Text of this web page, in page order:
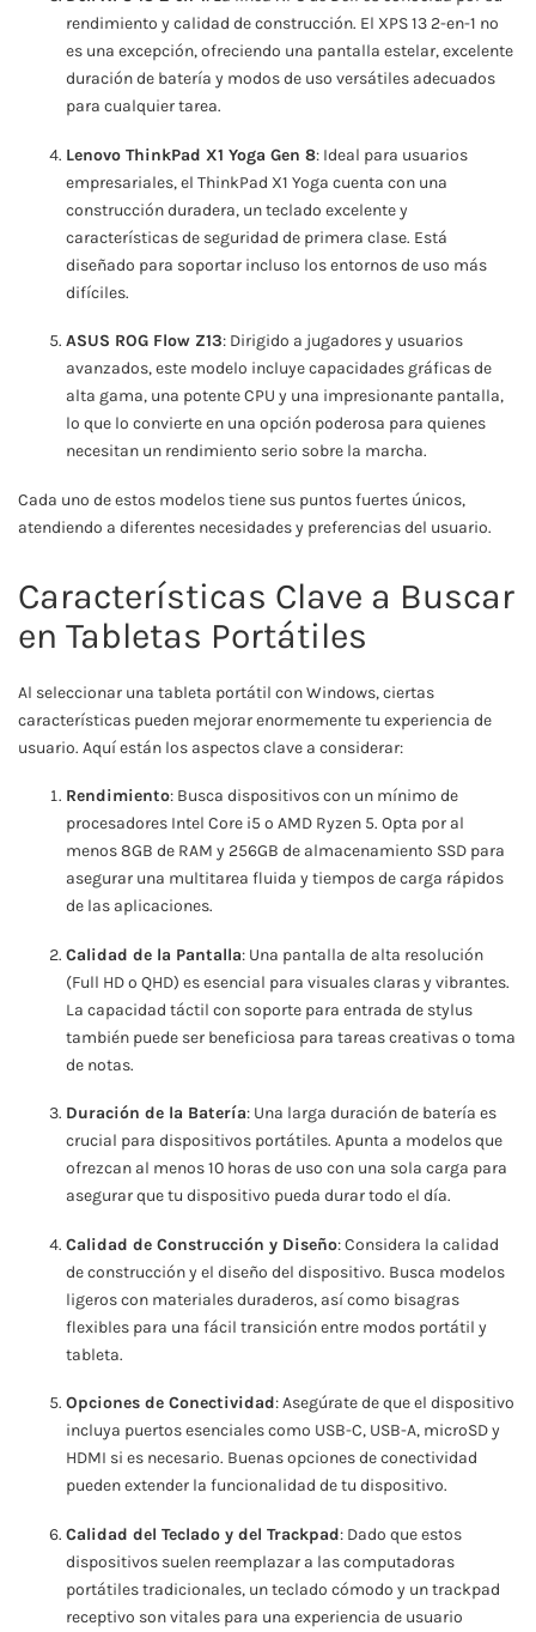
rendimiento y calidad de construcción. El XPS 13 2-en-1 no
es una excepción, ofreciendo una pantalla estelar, excelente
duración de batería y modos de uso versátiles adecuados
para cualquier tarea.
Lenovo ThinkPad X1 Yoga Gen 8: Ideal para usuarios
empresariales, el ThinkPad X1 Yoga cuenta con una
construcción duradera, un teclado excelente y
características de seguridad de primera clase. Está
diseñado para soportar incluso los entornos de uso más
difíciles.
ASUS ROG Flow Z13: Dirigido a jugadores y usuarios
avanzados, este modelo incluye capacidades gráficas de
alta gama, una potente CPU y una impresionante pantalla,
lo que lo convierte en una opción poderosa para quienes
necesitan un rendimiento serio sobre la marcha.
Cada uno de estos modelos tiene sus puntos fuertes únicos,
atendiendo a diferentes necesidades y preferencias del usuario.
Características Clave a Buscar
en Tabletas Portátiles
Al seleccionar una tableta portátil con Windows, ciertas
características pueden mejorar enormemente tu experiencia de
usuario. Aquí están los aspectos clave a considerar:
Rendimiento: Busca dispositivos con un mínimo de
procesadores Intel Core i5 o AMD Ryzen 5. Opta por al
menos 8GB de RAM y 256GB de almacenamiento SSD para
asegurar una multitarea fluida y tiempos de carga rápidos
de las aplicaciones.
Calidad de la Pantalla: Una pantalla de alta resolución
(Full HD o QHD) es esencial para visuales claras y vibrantes.
La capacidad táctil con soporte para entrada de stylus
también puede ser beneficiosa para tareas creativas o toma
de notas.
Duración de la Batería: Una larga duración de batería es
crucial para dispositivos portátiles. Apunta a modelos que
ofrezcan al menos 10 horas de uso con una sola carga para
asegurar que tu dispositivo pueda durar todo el día.
Calidad de Construcción y Diseño: Considera la calidad
de construcción y el diseño del dispositivo. Busca modelos
ligeros con materiales duraderos, así como bisagras
flexibles para una fácil transición entre modos portátil y
tableta.
Opciones de Conectividad: Asegúrate de que el dispositivo
incluya puertos esenciales como USB-C, USB-A, microSD y
HDMI si es necesario. Buenas opciones de conectividad
pueden extender la funcionalidad de tu dispositivo.
Calidad del Teclado y del Trackpad: Dado que estos
dispositivos suelen reemplazar a las computadoras
portátiles tradicionales, un teclado cómodo y un trackpad
receptivo son vitales para una experiencia de usuario